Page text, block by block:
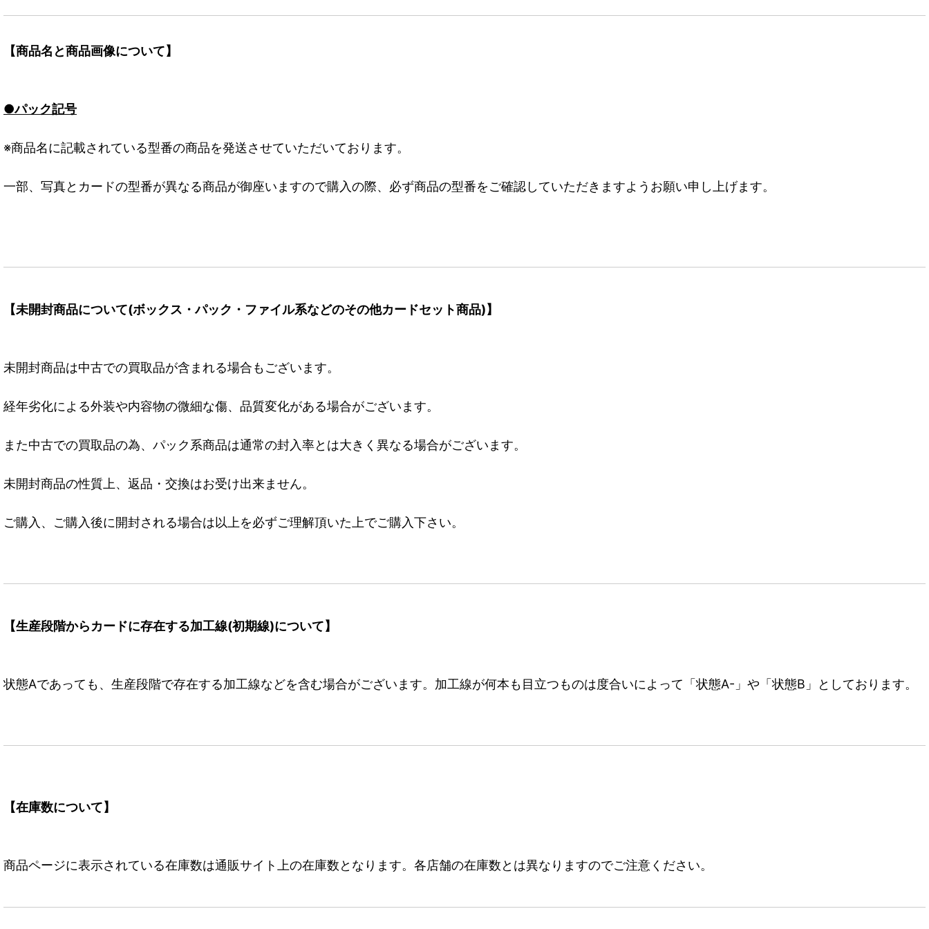
【商品名と商品画像について】
●パック記号
※商品名に記載されている型番の商品を発送させていただいております。
一部、写真とカードの型番が異なる商品が御座いますので購入の際、必ず商品の型番をご確認していただきますようお願い申し上げます。
【未開封商品について(ボックス・パック・ファイル系などのその他カードセット商品)】
未開封商品は中古での買取品が含まれる場合もございます。
経年劣化による外装や内容物の微細な傷、品質変化がある場合がございます。
また中古での買取品の為、パック系商品は通常の封入率とは大きく異なる場合がございます。
未開封商品の性質上、返品・交換はお受け出来ません。
ご購入、ご購入後に開封される場合は以上を必ずご理解頂いた上でご購入下さい。
【生産段階からカードに存在する加工線(初期線)について】
状態Aであっても、生産段階で存在する加工線などを含む場合がございます。加工線が何本も目立つものは度合いによって「状態A-」や「状態B」としております。
【在庫数について】
商品ページに表示されている在庫数は通販サイト上の在庫数となります。各店舗の在庫数とは異なりますのでご注意ください。